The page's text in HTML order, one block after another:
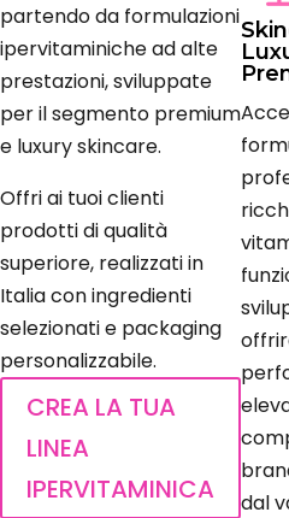
partendo da formulazioni
ipervitaminiche ad alte
prestazioni, sviluppate
per il segmento premium
e luxury skincare.
Offri ai tuoi clienti
prodotti di qualità
superiore, realizzati in
Italia con ingredienti
selezionati e packaging
personalizzabile.
CREA LA TUA
LINEA
IPERVITAMINICA
dal